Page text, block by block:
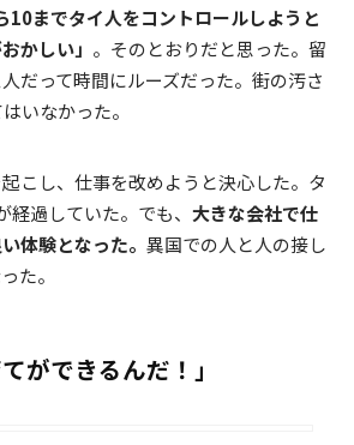
10までタイ人をコントロールしようと
かしい」 。そのとおりだと思った。留
だって時間にルーズだった。街の汚さ
いなかった。
こし、仕事を改めようと決心した。タ
過していた。でも、 大きな会社で仕
体験となった。 異国での人と人の接し
た。
ができるんだ！」